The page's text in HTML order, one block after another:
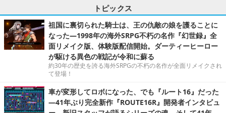
トピックス
祖国に裏切られた騎士は、王の仇敵の娘を護ることに
なった―1998年の海外SRPG不朽の名作『幻世録』全
面リメイク版、体験版配信開始。ダーティーヒーロー
が駆ける異色の戦記が令和に蘇る
約30年の歴史を誇る海外SRPGの不朽の名作が全面リメイクされ
て登場！
車が変形してロボになった、でも『ルート16』だった
―41年ぶり完全新作『ROUTE16R』開発者インタビュ